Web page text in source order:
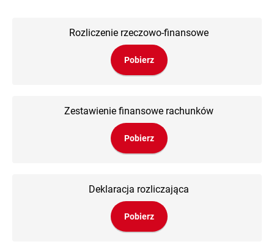
Rozliczenie rzeczowo-finansowe
Pobierz
Zestawienie finansowe rachunków
Pobierz
Deklaracja rozliczająca
Pobierz